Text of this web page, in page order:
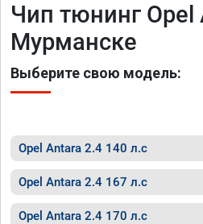
Чип тюнинг Opel
Мурманске
Выберите свою модель:
Opel Antara 2.4 140 л.с
Opel Antara 2.4 167 л.с
Opel Antara 2.4 170 л.с